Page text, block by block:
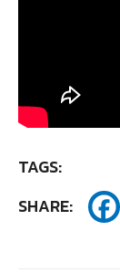
TAGS:
SHARE: